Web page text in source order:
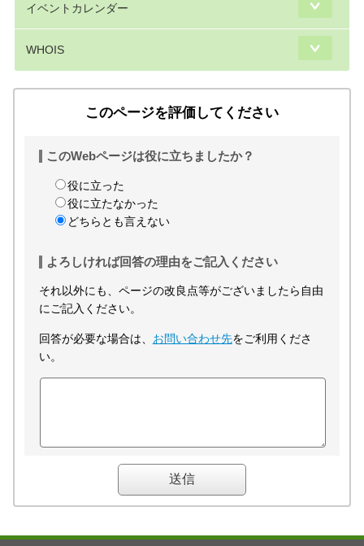
イベントカレンダー
WHOIS
このページを評価してください
このWebページは役に立ちましたか？
役に立った
役に立たなかった
どちらとも言えない
よろしければ回答の理由をご記入ください
それ以外にも、ページの改良点等がございましたら自由
にご記入ください。
回答が必要な場合は、 お問い合わせ先をご利用くださ
い。